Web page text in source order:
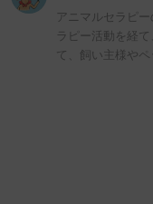
アニマルセラピ
ラピー活動を経
て、飼い主様や